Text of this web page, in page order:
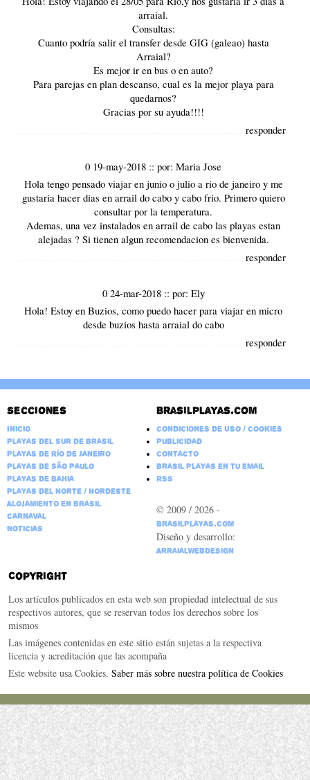
arraial.
Consultas:
Cuanto podría salir el transfer desde GIG (galeao) hasta
Arraial?
Es mejor ir en bus o en auto?
Para parejas en plan descanso, cual es la mejor playa para
quedarnos?
Gracias por su ayuda!!!!
responder
0 19-may-2018 ::por:Maria Jose
Hola tengo pensado viajar en junio o julio a rio de janeiro y me
gustaria hacer dias en arrail do cabo y cabo frio. Primero quiero
consultar por la temperatura.
Ademas, una vez instalados en arrail de cabo las playas estan
alejadas ? Si tienen algun recomendacion es bienvenida.
responder
0 24-mar-2018 :: por: Ely
Hola! Estoy en Buzios, como puedo hacer para viajar en micro
desde buzios hasta arraial do cabo
responder
Secciones
Inicio
Playas del Sur de Brasil
Playas de Río de Janeiro
Playas de São Paulo
Playas de Bahia
Playas del Norte / Nordeste
Alojamiento en Brasil
Carnaval
Noticias
Brasilplayas.com
Condiciones de Uso / Cookies
Publicidad
Contacto
Brasil Playas en tu email
RSS
© 2009 / 2026 -
BrasilPlayas.com
Diseño y desarrollo:
ArraialWebDesign
Copyright
Los artículos publicados en esta web son propiedad intelectual de sus
respectivos autores, que se reservan todos los derechos sobre los
mismos
Las imágenes contenidas en este sitio están sujetas a la respectiva
licencia y acreditación que las acompaña
Este website usa Cookies. Saber más sobre nuestra política de Cookies